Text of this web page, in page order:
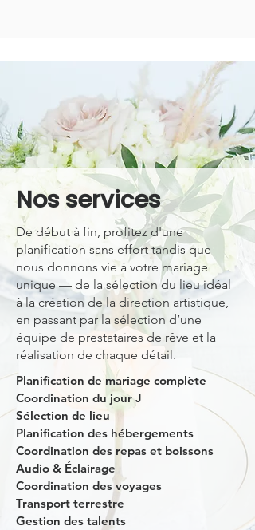
Nos services
De début à fin, profitez d'une
planification sans effort tandis que
nous donnons vie à votre mariage
unique — de la sélection du lieu idéal
à la création de la direction artistique,
en passant par la sélection d’une
équipe de prestataires de rêve et la
réalisation de chaque détail.
Planification de mariage complète
Coordination du jour J
Sélection de lieu
Planification des hébergements
Coordination des repas et boissons
Audio & Éclairage
Coordination des voyages
Transport terrestre
Gestion des talents